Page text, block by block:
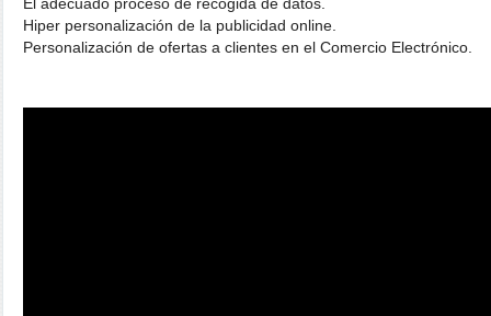
Hiper personalización de la publicidad online.
Personalización de ofertas a clientes en el Comercio Electrónico.